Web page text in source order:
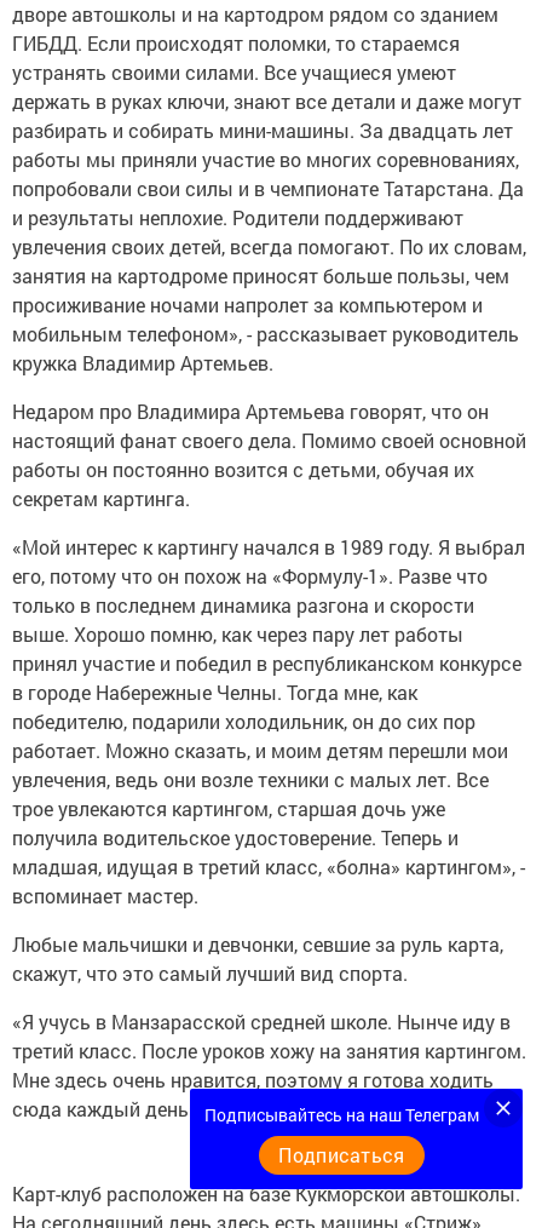
дворе автошколы и на картодром рядом со зданием
ГИБДД. Если происходят поломки, то стараемся
устранять своими силами. Все учащиеся умеют
держать в руках ключи, знают все детали и даже могут
разбирать и собирать мини-машины. За двадцать лет
работы мы приняли участие во многих соревнованиях,
попробовали свои силы и в чемпионате Татарстана. Да
и результаты неплохие. Родители поддерживают
увлечения своих детей, всегда помогают. По их словам,
занятия на картодроме приносят больше пользы, чем
просиживание ночами напролет за компьютером и
мобильным телефоном», - рассказывает руководитель
кружка Владимир Артемьев.
Недаром про Владимира Артемьева говорят, что он
настоящий фанат своего дела. Помимо своей основной
работы он постоянно возится с детьми, обучая их
секретам картинга.
«Мой интерес к картингу начался в 1989 году. Я выбрал
его, потому что он похож на «Формулу-1». Разве что
только в последнем динамика разгона и скорости
выше. Хорошо помню, как через пару лет работы
принял участие и победил в республиканском конкурсе
в городе Набережные Челны. Тогда мне, как
победителю, подарили холодильник, он до сих пор
работает. Можно сказать, и моим детям перешли мои
увлечения, ведь они возле техники с малых лет. Все
трое увлекаются картингом, старшая дочь уже
получила водительское удостоверение. Теперь и
младшая, идущая в третий класс, «болна» картингом», -
вспоминает мастер.
Любые мальчишки и девчонки, севшие за руль карта,
скажут, что это самый лучший вид спорта.
«Я учусь в Манзарасской средней школе. Нынче иду в
третий класс. После уроков хожу на занятия картингом.
Мне здесь очень нравится, поэтому я готова ходить
сюда каждый день», - говорит Амелия Артемьева.
Карт-клуб расположен на базе Кукморской автошколы.
На сегодняшний день здесь есть машины «Стриж»,
Подписывайтесь на наш Телеграм
Подписаться